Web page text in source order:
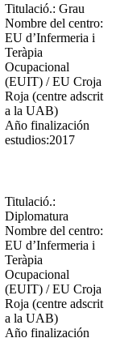
Titulació.: Grau
Nombre del centro:
EU d’Infermeria i
Teràpia
Ocupacional
(EUIT) / EU Croja
Roja (centre adscrit
a la UAB)
Año finalización
estudios:2017
Titulació.:
Diplomatura
Nombre del centro:
EU d’Infermeria i
Teràpia
Ocupacional
(EUIT) / EU Croja
Roja (centre adscrit
a la UAB)
Año finalización